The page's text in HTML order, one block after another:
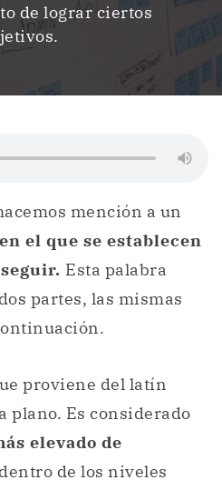
de lograr ciertos
mención a un
el que se establecen
Esta palabra
partes, las mismas
proviene del latín
plano. Es considerado
elevado de
de los niveles